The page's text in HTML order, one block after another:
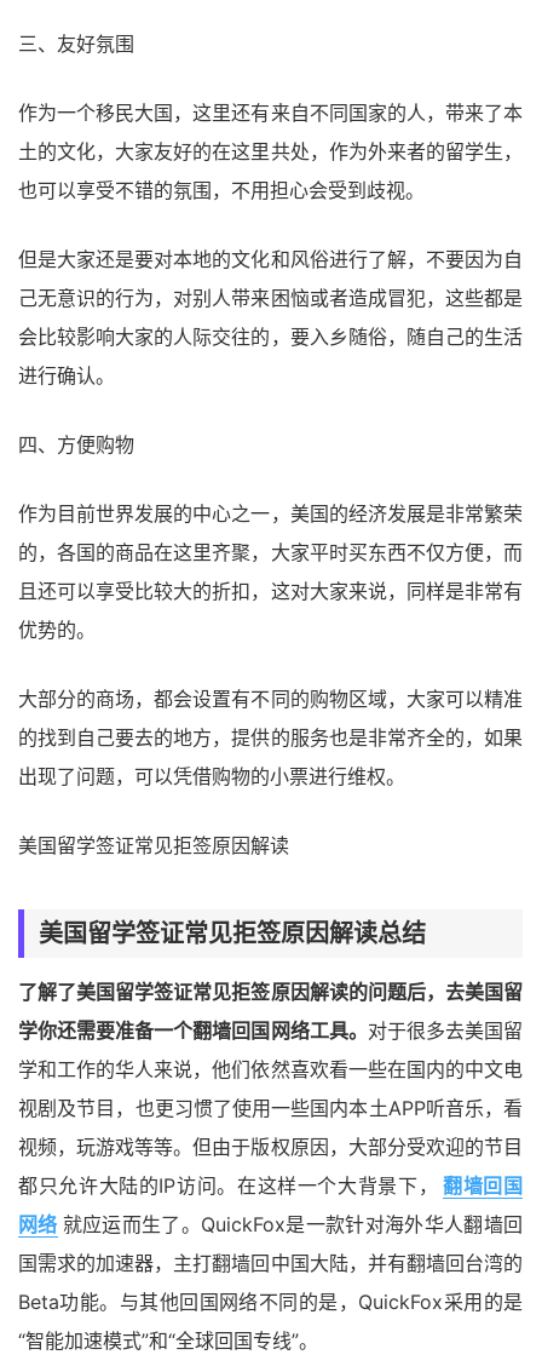
三、友好氛围
作为一个移民大国，这里还有来自不同国家的人，带来了本
土的文化，大家友好的在这里共处，作为外来者的留学生，
也可以享受不错的氛围，不用担心会受到歧视。
但是大家还是要对本地的文化和风俗进行了解，不要因为自
己无意识的行为，对别人带来困恼或者造成冒犯，这些都是
会比较影响大家的人际交往的，要入乡随俗，随自己的生活
进行确认。
四、方便购物
作为目前世界发展的中心之一，美国的经济发展是非常繁荣
的，各国的商品在这里齐聚，大家平时买东西不仅方便，而
且还可以享受比较大的折扣，这对大家来说，同样是非常有
优势的。
大部分的商场，都会设置有不同的购物区域，大家可以精准
的找到自己要去的地方，提供的服务也是非常齐全的，如果
出现了问题，可以凭借购物的小票进行维权。
美国留学签证常见拒签原因解读
美国留学签证常见拒签原因解读总结
了解了美国留学签证常见拒签原因解读的问题后，去美国留
学你还需要准备一个翻墙回国网络工具。 对于很多去美国留
学和工作的华人来说，他们依然喜欢看一些在国内的中文电
视剧及节目，也更习惯了使用一些国内本土APP听音乐，看
视频，玩游戏等等。但由于版权原因，大部分受欢迎的节目
都只允许大陆的IP访问。在这样一个大背景下，
翻墙回国
网络 就应运而生了。QuickFox是一款针对海外华人翻墙回
国需求的加速器，主打翻墙回中国大陆，并有翻墙回台湾的
Beta功能。与其他回国网络不同的是，QuickFox采用的是
“智能加速模式”和“全球回国专线”。